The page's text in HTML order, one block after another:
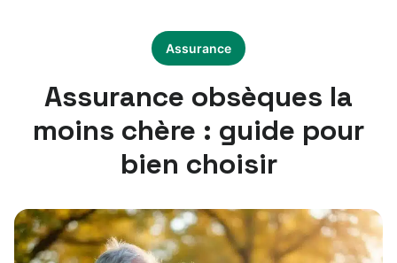
Assurance
Assurance obsèques la
moins chère : guide pour
bien choisir